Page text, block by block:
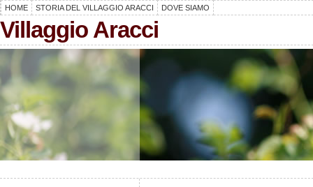
HOME STORIA DEL VILLAGGIO ARACCI DOVE SIAMO
Villaggio Aracci